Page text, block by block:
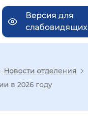
Версия для
слабовидящих
Новости отделения
в 2026 году